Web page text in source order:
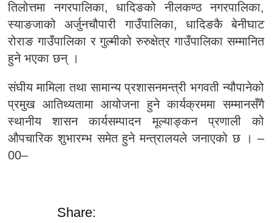
तिलोत्तमा नगरपालिका, धादिङको नीलकण्ठ नगरपालिका,
स्याङजाको अर्जुनचौपारी गाउँपालिका, धादिङकै बेनीघाट
रोराङ गाउँपालिका र गुल्मीको रुरुक्षेत्र गाउँपालिका सम्मानित
हुने भएका छन् ।
संघीय मामिला तथा सामान्य प्रशासनमन्त्री भगवती न्यौपानेको
प्रमुख आतिथ्यतामा आयोजना हुने कार्यक्रममा सम्मानसँगै
स्थानीय शासन कार्यसम्पादन मूल्याङ्कन प्रणाली को
औपचारिक शुभारम्भ समेत हुने मन्त्रालयले जनाएको छ । –
00–
Share: